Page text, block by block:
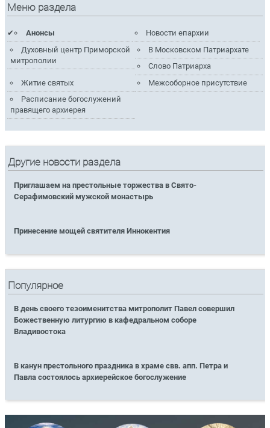
Меню раздела
Анонсы
Новости епархии
Духовный центр Приморской
митрополии
В Московском Патриархате
Слово Патриарха
Житие святых
Межсоборное присутствие
Расписание богослужений
правящего архиерея
Другие новости раздела
Приглашаем на престольные торжества в Свято-
Серафимовский мужской монастырь
Принесение мощей святителя Иннокентия
Популярное
В день своего тезоименитства митрополит Павел совершил
Божественную литургию в кафедральном соборе
Владивостока
В канун престольного праздника в храме свв. апп. Петра и
Павла состоялось архиерейское богослужение